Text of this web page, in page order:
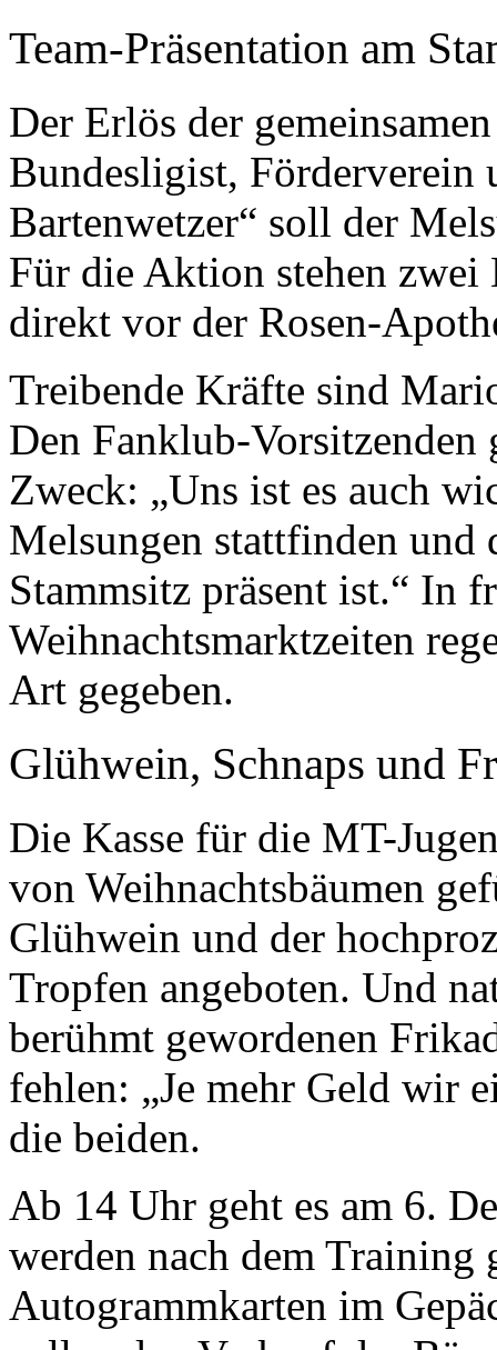
Team-Präsentation am
Der Erlös der
Bundesligist, Förderverein
Bartenwetzer“ soll der
Für die Aktion stehen zwei
direkt vor der Rosen-
Treibende Kräfte sind
Den Fanklub-Vorsitzenden
Zweck: „Uns ist es auch
Melsungen stattfinden und
Stammsitz präsent ist.“ In
Weihnachtsmarktzeiten
Art gegeben.
Glühwein, Schnaps und
Die Kasse für die MT-
von Weihnachtsbäumen
Glühwein und der
Tropfen angeboten. Und
berühmt gewordenen
fehlen: „Je mehr Geld wir
die beiden.
Ab 14 Uhr geht es am 6.
werden nach dem Training
Autogrammkarten im